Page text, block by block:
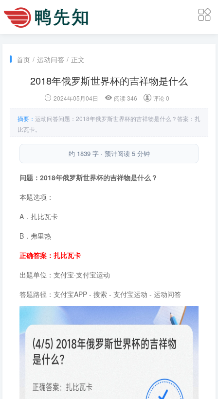
首页 / 运动问答 / 正文
2018年俄罗斯世界杯的吉祥物是什么
2024年05月04日 阅读 346 评论 0
摘要： 运动问答问题：2018年俄罗斯世界杯的吉祥物是什么？答案：扎
比瓦卡。
约 1839 字 · 预计阅读 5 分钟
问题：2018年俄罗斯世界杯的吉祥物是什么？
本题选项：
A．扎比瓦卡
B．弗里热
正确答案：扎比瓦卡
出题单位：支付宝·支付宝运动
答题路径：支付宝APP - 搜索 - 支付宝运动 - 运动问答